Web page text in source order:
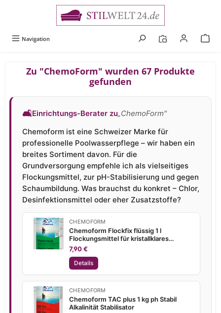
Navigation
Zu "ChemoForm" wurden 67 Produkte
gefunden
🛋Einrichtungs-Berater zu„ChemoForm"
Chemoform ist eine Schweizer Marke für
professionelle Poolwasserpflege – wir haben ein
breites Sortiment davon. Für die
Grundversorgung empfehle ich als vielseitiges
Flockungsmittel, zur pH-Stabilisierung und gegen
Schaumbildung. Was brauchst du konkret – Chlor,
Desinfektionsmittel oder eher Zusatzstoffe?
CHEMOFORM
Chemoform Flockfix flüssig 1 l
Flockungsmittel für kristallklares
Poolwasser
7,90 €
Details
CHEMOFORM
Chemoform TAC plus 1 kg ph Stabil
Alkalinität Stabilisator